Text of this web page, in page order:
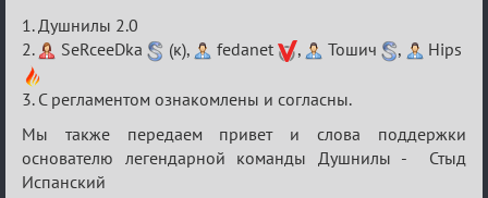
Re:
XV
Кубок
сумеречных
разборок
1. Душнилы 2.0
2.
SeRceeDka (к), fedanet , Тошич , Hips
3. С регламентом ознакомлены и согласны.
Мы также передаем привет и слова поддержки
основателю легендарной команды Душнилы - Стыд
Испанский